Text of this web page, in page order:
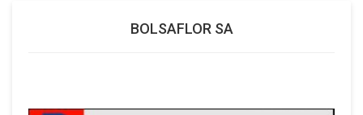
BOLSAFLOR SA